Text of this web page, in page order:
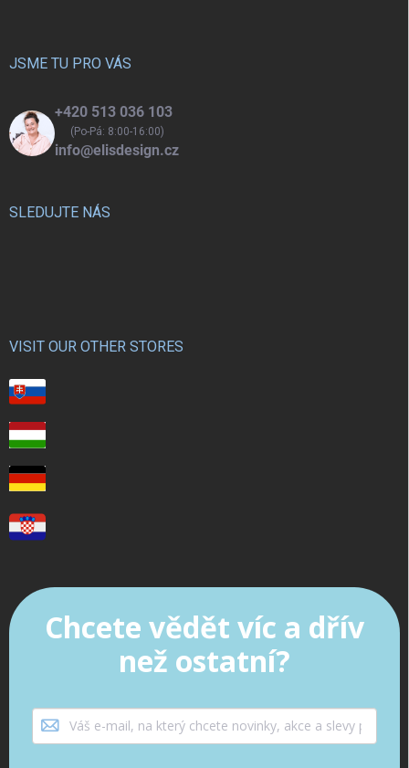
Chcete vědět víc a dřív
než ostatní?
JSME TU PRO VÁS
+420 513 036 103
(Po-Pá: 8:00-16:00)
info@elisdesign.cz
SLEDUJTE NÁS
VISIT OUR OTHER STORES